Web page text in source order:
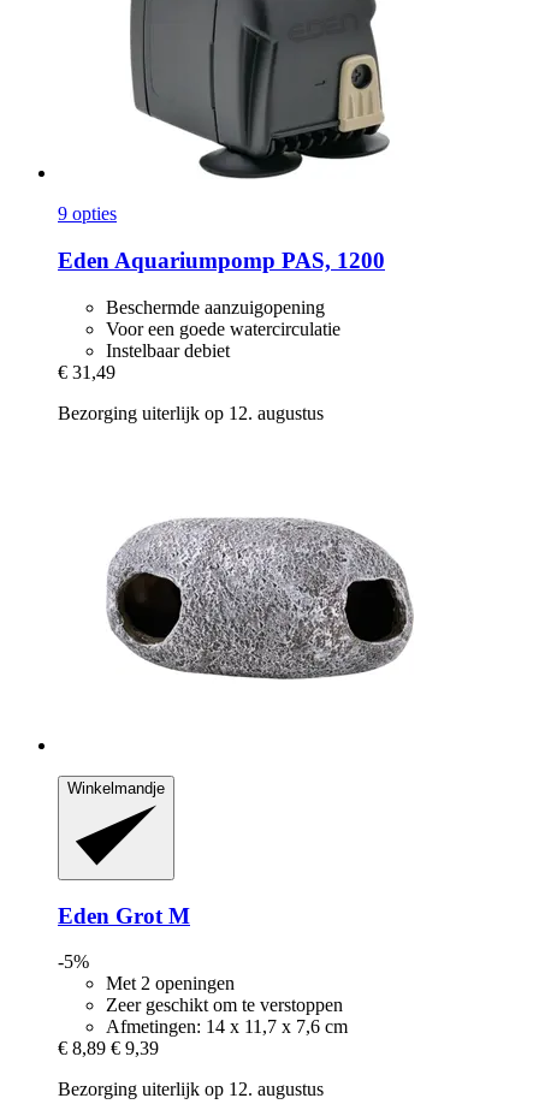
9 opties
Eden Aquariumpomp PAS, 1200
Beschermde aanzuigopening
Voor een goede watercirculatie
Instelbaar debiet
€ 31,49
Bezorging uiterlijk op 12. augustus
Winkelmandje
Eden Grot M
-5%
Met 2 openingen
Zeer geschikt om te verstoppen
Afmetingen: 14 x 11,7 x 7,6 cm
€ 8,89 € 9,39
Bezorging uiterlijk op 12. augustus